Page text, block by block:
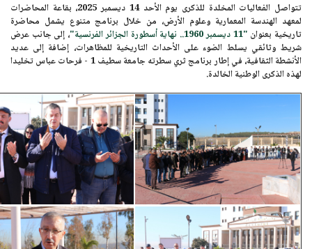
تتواصل الفعاليات المخلدة للذكرى يوم الأحد 14 ديسمبر 2025،
بقاعة المحاضرات
لمعهد الهندسة المعمارية وعلوم الأرض، من خلال برنامج متنوع يشمل محاضرة
تاريخية بعنوان "11 ديسمبر 1960.. نهاية أسطورة الجزائر الفرنسية"
، إلى جانب عرض
شريط وثائقي يسلط الضوء على الأحداث التاريخية للمظاهرات، إضافة إلى عديد
الأنشطة الثقافية، في إطار برنامج ثري سطرته جامعة سطيف 1 - فرحات عباس تخليدا
لهذه الذكرى الوطنية الخالدة.